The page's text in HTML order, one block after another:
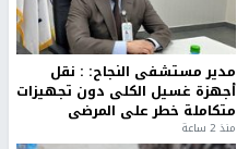
مدير مستشفى النجاح: : نقل
أجهزة غسيل الكلى دون تجهيزات
متكاملة خطر على المرضى
منذ 2 ساعة